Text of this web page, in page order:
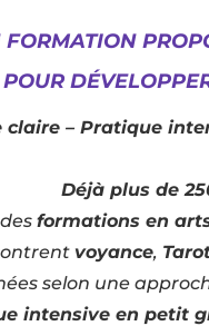
claire – Pratique
Déjà plus de
formations en
voyance,
selon une
intensive en petit